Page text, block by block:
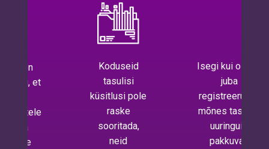
on
palju, et
ja
Koduseid
tasulisi
küsitlusi pole
raske
sooritada,
neid
Isegi kui oleme
juba
registreerunud
mõnes tasulisi
uuringuid
pakkuvas